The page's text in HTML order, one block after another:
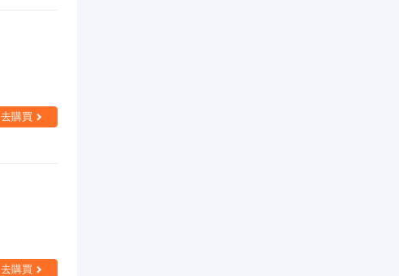
去購買
去購買